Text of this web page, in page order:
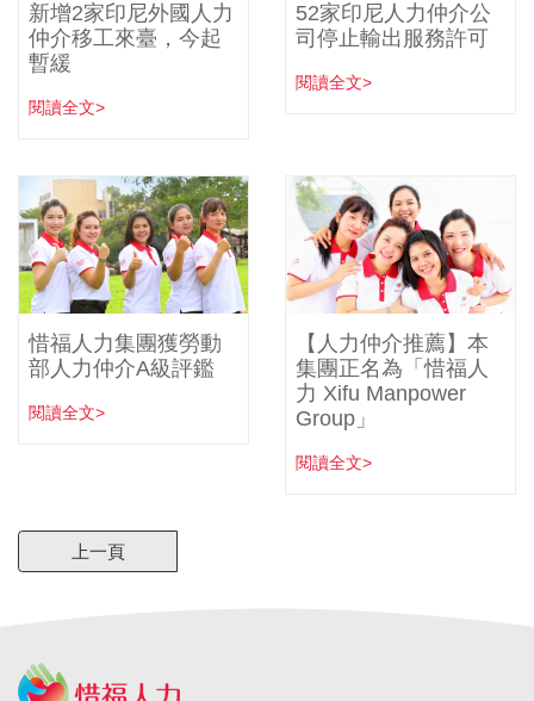
新增2家印尼外國人力
仲介移工來臺，今起
暫緩
閱讀全文>
52家印尼人力仲介公
司停止輸出服務許可
閱讀全文>
惜福人力集團獲勞動
部人力仲介A級評鑑
閱讀全文>
【人力仲介推薦】本
集團正名為「惜福人
力 Xifu Manpower
Group」
閱讀全文>
上一頁